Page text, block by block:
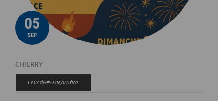
05
SEP
CHIERRY
Feux d&#039;artifice